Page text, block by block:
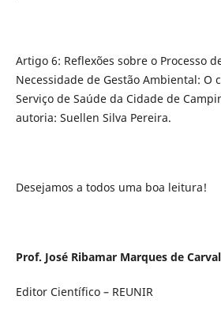
Artigo 6: Reflexões sobre o Processo
Necessidade de Gestão Ambiental: O
Serviço de Saúde da Cidade de
autoria: Suellen Silva Pereira.
Desejamos a todos uma boa leitura!
Prof. José Ribamar Marques de
Editor Científico – REUNIR